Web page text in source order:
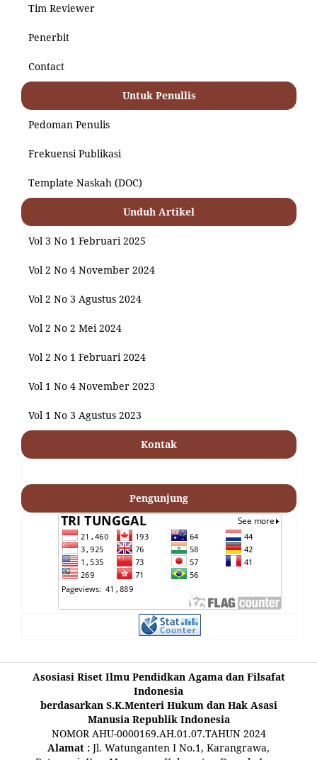
Tim Reviewer
Penerbit
Contact
Untuk Penullis
Pedoman Penulis
Frekuensi Publikasi
Template Naskah (DOC)
Unduh Artikel
Vol 3 No 1 Februari 2025
Vol 2 No 4 November 2024
Vol 2 No 3 Agustus 2024
Vol 2 No 2 Mei 2024
Vol 2 No 1 Februari 2024
Vol 1 No 4 November 2023
Vol 1 No 3 Agustus 2023
Kontak
Pengunjung
Asosiasi Riset Ilmu Pendidkan Agama dan Filsafat
Indonesia
berdasarkan S.K.Menteri Hukum dan Hak Asasi
Manusia Republik Indonesia
NOMOR AHU-0000169.AH.01.07.TAHUN 2024
Alamat : Jl. Watunganten I No.1, Karangrawa,